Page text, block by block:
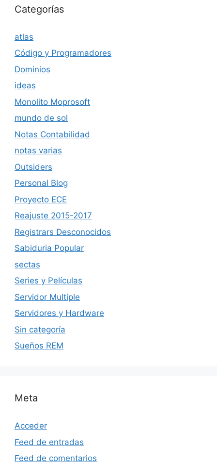
Categorías
atlas
Código y Programadores
Dominios
ideas
Monolito Moprosoft
mundo de sol
Notas Contabilidad
notas varias
Outsiders
Personal Blog
Proyecto ECE
Reajuste 2015-2017
Registrars Desconocidos
Sabiduria Popular
sectas
Series y Películas
Servidor Multiple
Servidores y Hardware
Sin categoría
Sueños REM
Meta
Acceder
Feed de entradas
Feed de comentarios